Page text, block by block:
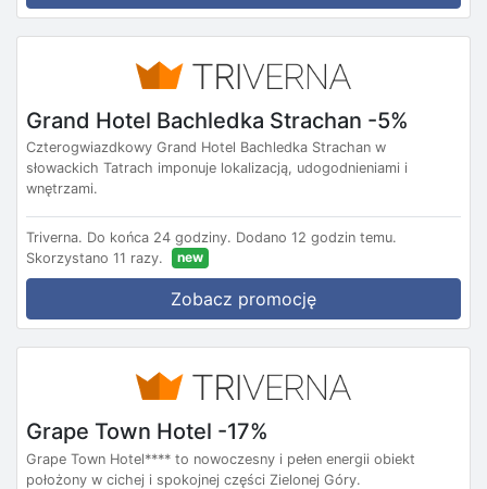
Grand Hotel Bachledka Strachan -5%
Czterogwiazdkowy Grand Hotel Bachledka Strachan w
słowackich Tatrach imponuje lokalizacją, udogodnieniami i
wnętrzami.
Triverna. Do końca 24 godziny. Dodano 12 godzin temu.
Skorzystano 11 razy.
new
Zobacz promocję
Grape Town Hotel -17%
Grape Town Hotel**** to nowoczesny i pełen energii obiekt
położony w cichej i spokojnej części Zielonej Góry.